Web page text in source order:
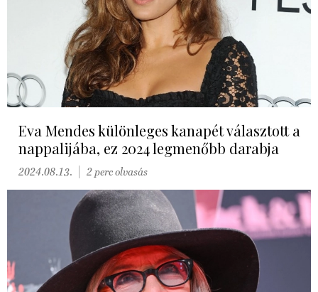
Eva Mendes különleges kanapét választott a
nappalijába, ez 2024 legmenőbb darabja
2024.08.13. 2 perc olvasás